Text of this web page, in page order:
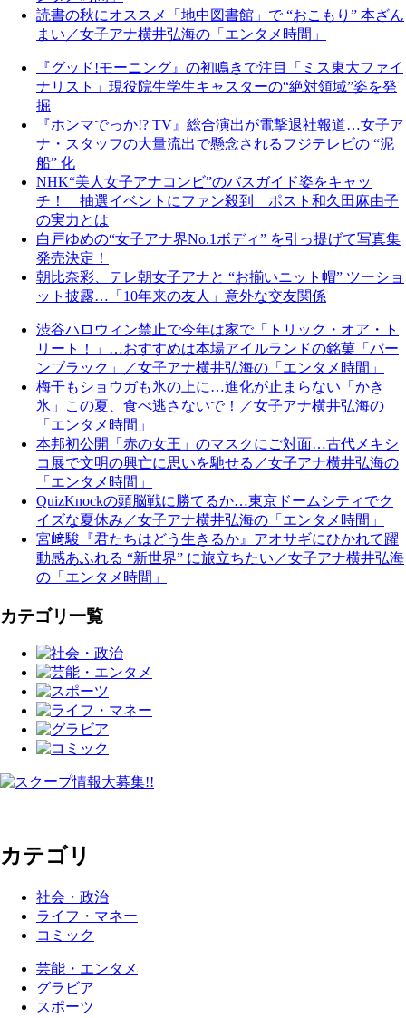
読書の秋にオススメ「地中図書館」で “おこもり” 本ざん
まい／女子アナ横井弘海の「エンタメ時間」
『グッド!モーニング』の初鳴きで注目「ミス東大ファイ
ナリスト」現役院生学生キャスターの“絶対領域”姿を発
掘
『ホンマでっか!? TV』総合演出が電撃退社報道…女子ア
ナ・スタッフの大量流出で懸念されるフジテレビの “泥
船” 化
NHK“美人女子アナコンビ”のバスガイド姿をキャッ
チ！ 抽選イベントにファン殺到 ポスト和久田麻由子
の実力とは
白戸ゆめの“女子アナ界No.1ボディ” を引っ提げて写真集
発売決定！
朝比奈彩、テレ朝女子アナと “お揃いニット帽” ツーショ
ット披露…「10年来の友人」意外な交友関係
渋谷ハロウィン禁止で今年は家で「トリック・オア・ト
リート！」…おすすめは本場アイルランドの銘菓「バー
ンブラック」／女子アナ横井弘海の「エンタメ時間」
梅干もショウガも氷の上に…進化が止まらない「かき
氷」この夏、食べ逃さないで！／女子アナ横井弘海の
「エンタメ時間」
本邦初公開「赤の女王」のマスクにご対面…古代メキシ
コ展で文明の興亡に思いを馳せる／女子アナ横井弘海の
「エンタメ時間」
QuizKnockの頭脳戦に勝てるか…東京ドームシティでク
イズな夏休み／女子アナ横井弘海の「エンタメ時間」
宮﨑駿『君たちはどう生きるか』アオサギにひかれて躍
動感あふれる “新世界” に旅立ちたい／女子アナ横井弘海
の「エンタメ時間」
カテゴリ一覧
カテゴリ
社会・政治
ライフ・マネー
コミック
芸能・エンタメ
グラビア
スポーツ